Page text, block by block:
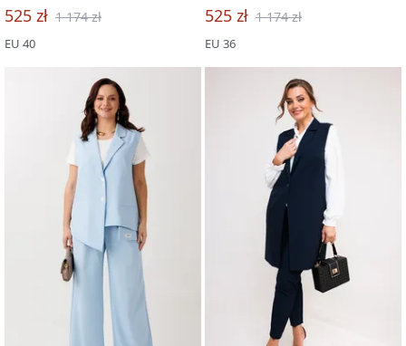
525 zł 1 174 zł
EU 40
525 zł 1 174 zł
EU 36